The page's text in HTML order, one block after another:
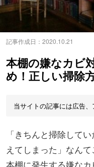
記事作成日： 2020.10.21
本棚の嫌なカビ
め！正しい掃除
当サイトの記事には広告、
「きちんと掃除して
えてしまった」なんて